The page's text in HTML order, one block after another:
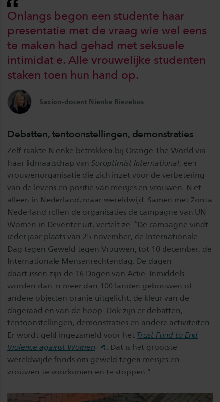
Onlangs begon een studente haar
presentatie met de vraag wie wel eens
te maken had gehad met seksuele
intimidatie. Alle vrouwelijke studenten
staken toen hun hand op.
Saxion-docent Nienke Riezebos
Debatten, tentoonstellingen, demonstraties
Zelf raakte Nienke betrokken bij Orange The World via
haar lidmaatschap van Soroptimist International, een
vrouwenorganisatie die zich inzet voor de verbetering
van de levens en positie van meisjes en vrouwen. Niet
alleen in Nederland, maar wereldwijd. Samen met Zonta
Nederland rollen de organisaties de campagne van UN
Women in Deventer uit, vertelt ze. “De campagne vindt
ieder jaar plaats van 25 november, de Internationale
Dag tegen Geweld tegen Vrouwen, tot 10 december, de
Internationale Mensenrechtendag. De dagen
daartussen zijn de 16 Dagen van Actie. Inmiddels
worden dan in meer dan 100 landen gebouwen of
andere objecten oranje uitgelicht: de kleur van de
dageraad en van de hoop. Ook zijn er debatten,
tentoonstellingen, demonstraties en andere activiteiten.
Er wordt geld ingezameld voor het Trust Fund to End
Violence against Women
. Dat is het grootste
wereldwijde fonds om geweld tegen meisjes en
vrouwen te voorkomen en te stoppen.”